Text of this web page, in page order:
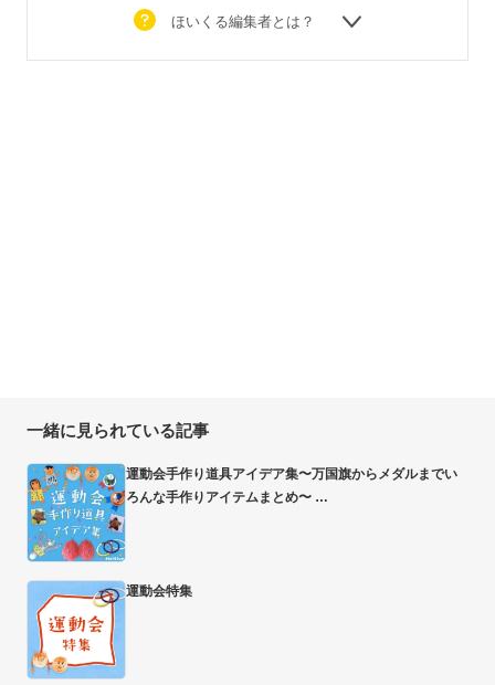
ほいくる編集者とは？
一緒に見られている記事
運動会手作り道具アイデア集〜万国旗からメダルまでい
ろんな手作りアイテムまとめ〜
運動会特集